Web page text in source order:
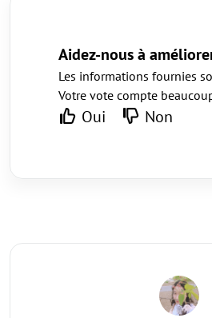
Aidez-nous à
Les informations fournies
Votre vote compte
Oui Non